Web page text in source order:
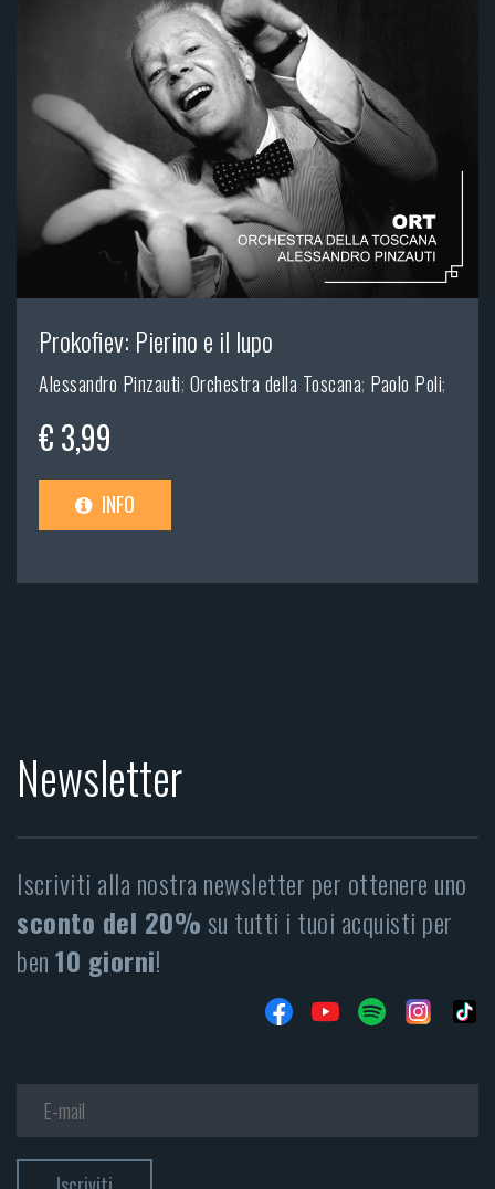
Prokofiev: Pierino e il lupo
Alessandro Pinzauti; Orchestra della Toscana; Paolo Poli;
€ 3,99
INFO
Newsletter
Iscriviti alla nostra newsletter per ottenere uno
sconto del 20%su tutti i tuoi acquisti per
ben10 giorni!